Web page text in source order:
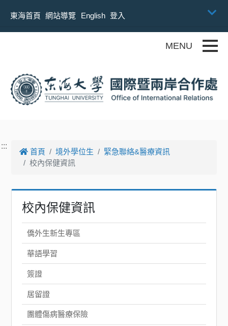
東海首頁
網站導覽 English 登入
:::
首頁 境外學位生
緊急聯絡&醫療資訊
校內保健資訊
校內保健資訊
僑外生新生專區
華語學習
簽證
居留證
團體傷病醫療保險